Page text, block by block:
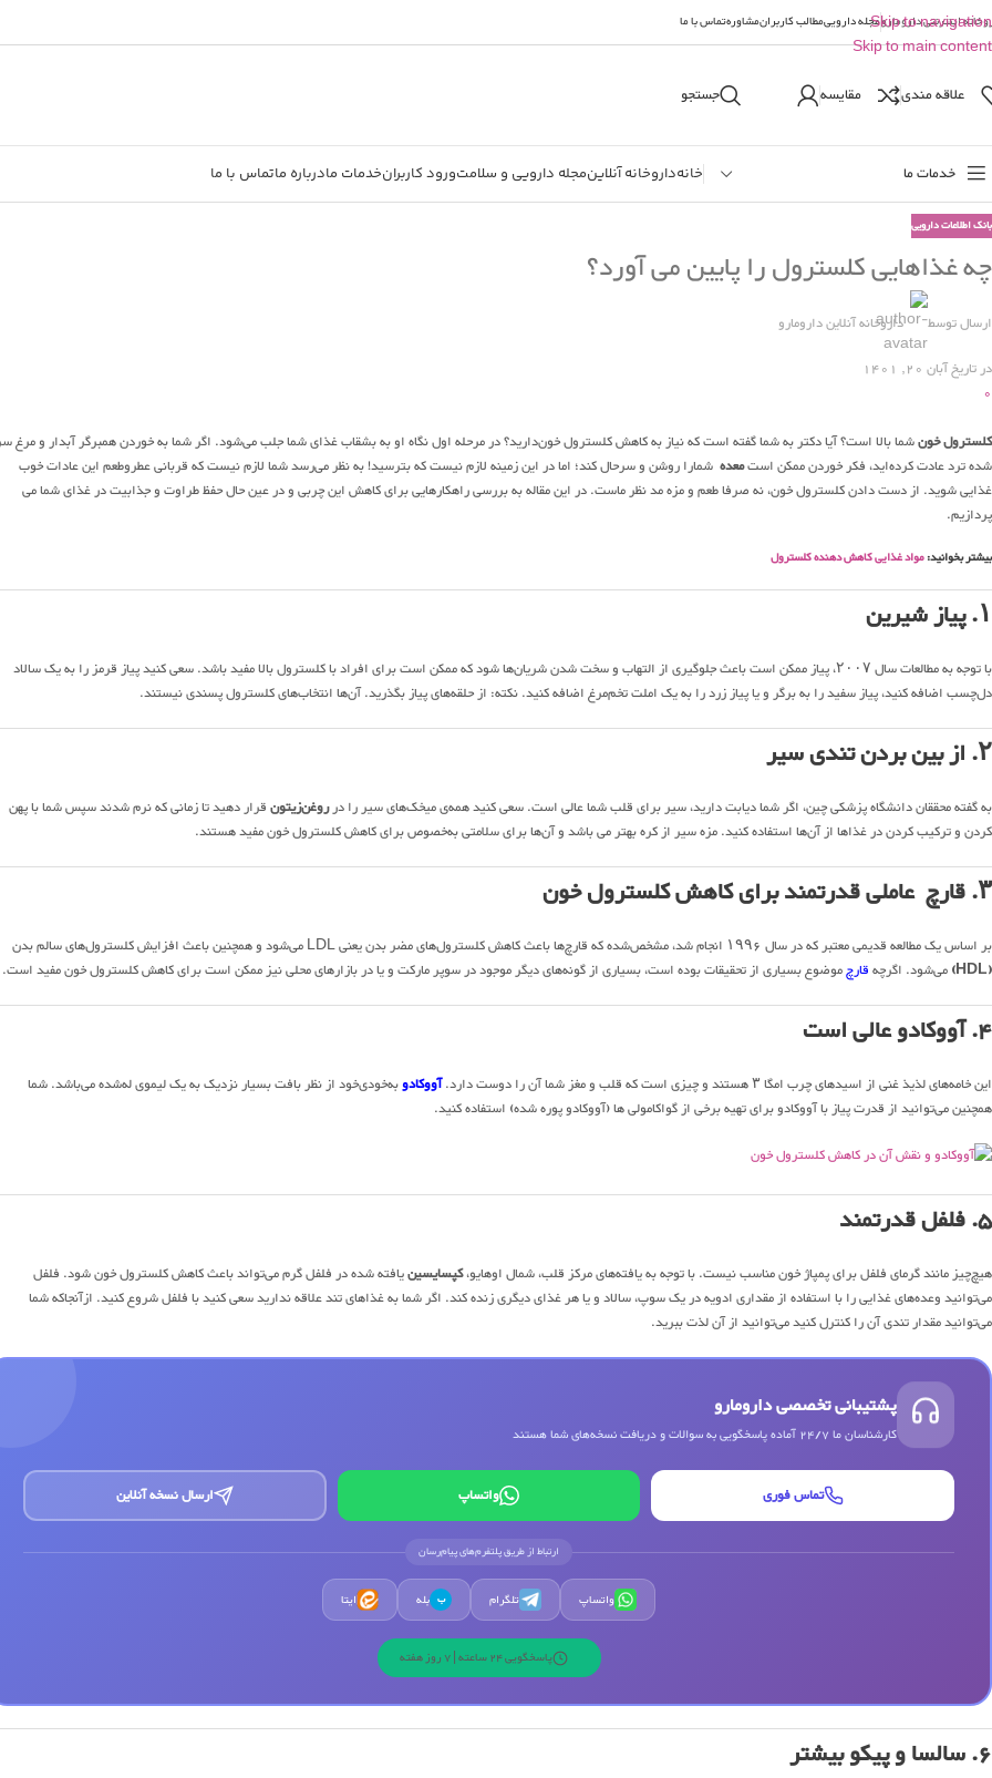
Skip to navigation
Skip to main content
اینترنتی دارومارومجله داروییمطالب کاربرانمشاورهتماس با ما
علاقه مندی مقایسه جستجو
خدمات ما خانهداروخانه آنلاینمجله دارویی و سلامتورود کاربرانخدمات مادرباره ماتماس با ما
بانک اطلاعات دارویی
چه غذاهایی کلسترول را پایین می آورد؟
ارسال توسط
داروخانه آنلاین دارومارو
در تاریخ آبان 20, 1401
0
کلسترول خونشما بالا است؟ آیا دکتر به شما گفته است که نیاز به کاهش کلسترول خون‌دارید؟ در مرحله اول نگاه او به بشقاب غذای شما جلب می‌شود. اگر شما به خوردن همبرگر آبدار و مرغ
شده ترد عادت کرده‌اید، فکر خوردن ممکن استمعده شمارا روشن و سرحال کند؛ اما در این زمینه لازم نیست که بترسید! به نظر می‌رسد شما لازم نیست که قربانی عطروطعم این عادات خوب
غذایی شوید. از دست دادن کلسترول خون، نه صرفا طعم و مزه مد نظر ماست. در این مقاله به بررسی راهکارهایی برای کاهش این چربی و در عین حال حفظ طراوت و جذابیت در غذای شما می
پردازیم.
بیشتر بخوانید:مواد غذایی کاهش دهنده کلسترول
۱. پیاز شیرین
با توجه به مطالعات سال ۲۰۰۷، پیاز ممکن است باعث جلوگیری از التهاب و سخت شدن شریان‌ها شود که ممکن است برای افراد با کلسترول بالا مفید باشد. سعی کنید پیاز قرمز را به یک سالاد
دل‌چسب اضافه کنید، پیاز سفید را به برگر و یا پیاز زرد را به یک املت تخم‌مرغ اضافه کنید. نکته: از حلقه‌های پیاز بگذرید. آن‌ها انتخاب‌های کلسترول پسندی نیستند.
۲. از بین بردن تندی سیر
به گفته محققان دانشگاه پزشکی چین، اگر شما دیابت دارید، سیر برای قلب شما عالی است. سعی کنید همه‌ی میخک‌های سیر را درروغن‌زیتونقرار دهید تا زمانی که نرم شدند سپس شما با پهن
کردن و ترکیب کردن در غذاها از آن‌ها استفاده کنید. مزه سیر از کره بهتر می باشد و آن‌ها برای سلامتی به‌خصوص برای کاهش کلسترول خون مفید هستند.
۳. قارچ عاملی قدرتمند برای کاهش کلسترول خون
بر اساس یک مطالعه قدیمی معتبر که در سال ۱۹۹۶ انجام شد، مشخص‌شده که قارچ‌ها باعث کاهش کلسترول‌های مضر بدن یعنی LDL می‌شود و همچنین باعث افزایش کلسترول‌های سالم بدن
(
HDL) می‌شود. اگرچهقارچموضوع بسیاری از تحقیقات بوده است، بسیاری از گونه‌های دیگر موجود در سوپر مارکت و یا در بازارهای محلی نیز ممکن است برای کاهش کلسترول خون مفید است.
۴. آووکادو عالی است
این خامه‌های لذیذ غنی از اسیدهای چرب امگا ۳ هستند و چیزی است که قلب و مغز شما آن را دوست دارد. آووکادوبه‌خودی‌خود از نظر بافت بسیار نزدیک به یک لیموی له‌شده می‌باشد. شما
همچنین می‌توانید از قدرت پیاز با آووکادو برای تهیه برخی از گواکامولی ها (آووکادو پوره شده) استفاده کنید.
۵. فلفل قدرتمند
هیچ‌چیز مانند گرمای فلفل برای پمپاژ خون مناسب نیست. با توجه به یافته‌های مرکز قلب، شمال اوهایو،کپسایسینیافته شده در فلفل گرم می‌تواند باعث کاهش کلسترول خون شود. فلفل
می‌توانید وعده‌های غذایی را با استفاده از مقداری ادویه در یک سوپ، سالاد و یا هر غذای دیگری زنده کند. اگر شما به غذاهای تند علاقه ندارید سعی کنید با فلفل شروع کنید. ازآنجاکه شما
می‌توانید مقدار تندی آن را کنترل کنید می‌توانید از آن لذت ببرید.
پشتیبانی تخصصی دارومارو
کارشناسان ما 24/7 آماده پاسخگویی به سوالات و دریافت نسخه‌های شما هستند
تماس فوری واتساپ ارسال نسخه آنلاین
ارتباط از طریق پلتفرم‌های پیام‌رسان
واتساپ تلگرام ب بله ایتا
پاسخگویی 24 ساعته | 7 روز هفته
۶. سالسا و پیکو بیشتر